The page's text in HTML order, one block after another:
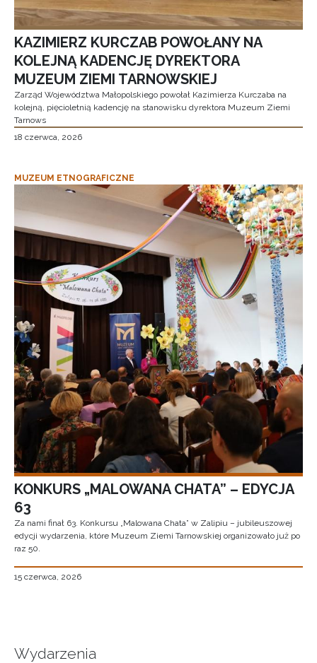
KAZIMIERZ KURCZAB POWOŁANY NA
KOLEJNĄ KADENCJĘ DYREKTORA
MUZEUM ZIEMI TARNOWSKIEJ
Zarząd Województwa Małopolskiego powołał Kazimierza Kurczaba na
kolejną, pięcioletnią kadencję na stanowisku dyrektora Muzeum Ziemi
Tarnows
18 czerwca, 2026
MUZEUM ETNOGRAFICZNE
KONKURS „MALOWANA CHATA” – EDYCJA
63
Za nami finał 63. Konkursu „Malowana Chata” w Zalipiu – jubileuszowej
edycji wydarzenia, które Muzeum Ziemi Tarnowskiej organizowało już po
raz 50.
15 czerwca, 2026
Wydarzenia